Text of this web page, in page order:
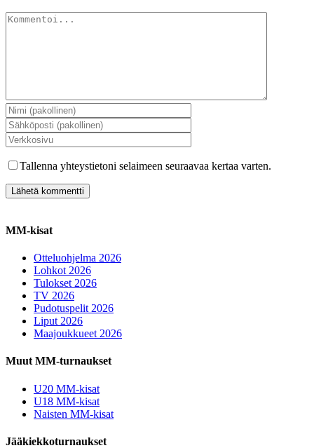
Kommentti
Tallenna yhteystietoni selaimeen seuraavaa kertaa varten.
MM-kisat
Otteluohjelma 2026
Lohkot 2026
Tulokset 2026
TV 2026
Pudotuspelit 2026
Liput 2026
Maajoukkueet 2026
Muut MM-turnaukset
U20 MM-kisat
U18 MM-kisat
Naisten MM-kisat
Jääkiekkoturnaukset